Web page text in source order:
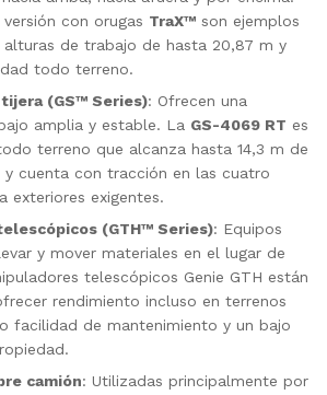
versión con orugas TraX™ son ejemplos
de trabajo de hasta 20,87 m y
todo terreno.
(GS™ Series): Ofrecen una
amplia y estable. La GS-4069 RT es
terreno que alcanza hasta 14,3 m de
cuenta con tracción en las cuatro
exteriores exigentes.
(GTH™ Series): Equipos
y mover materiales en el lugar de
telescópicos Genie GTH están
rendimiento incluso en terrenos
facilidad de mantenimiento y un bajo
camión: Utilizadas principalmente por